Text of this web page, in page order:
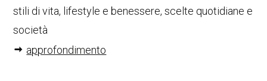
stili di vita, lifestyle e benessere, scelte quotidiane e
società
approfondimento